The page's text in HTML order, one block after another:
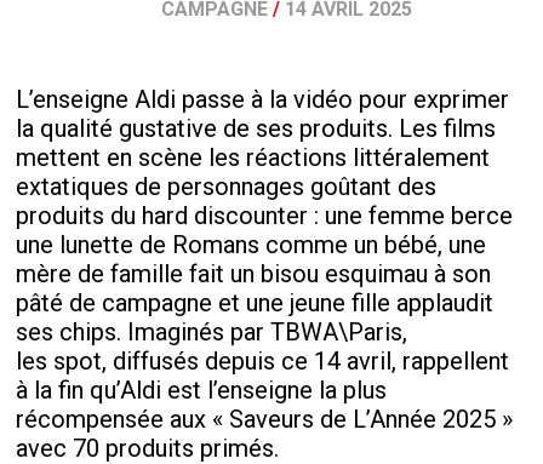
CAMPAGNE / 14 AVRIL 2025
L’enseigne Aldi passe à la vidéo pour exprimer
la qualité gustative de ses produits. Les films
mettent en scène les réactions littéralement
extatiques de personnages goûtant des
produits du hard discounter : une femme berce
une lunette de Romans comme un bébé, une
mère de famille fait un bisou esquimau à son
pâté de campagne et une jeune fille applaudit
ses chips. Imaginés par TBWA\Paris,
les spot, diffusés depuis ce 14 avril, rappellent
à la fin qu’Aldi est l’enseigne la plus
récompensée aux « Saveurs de L’Année 2025 »
avec 70 produits primés.